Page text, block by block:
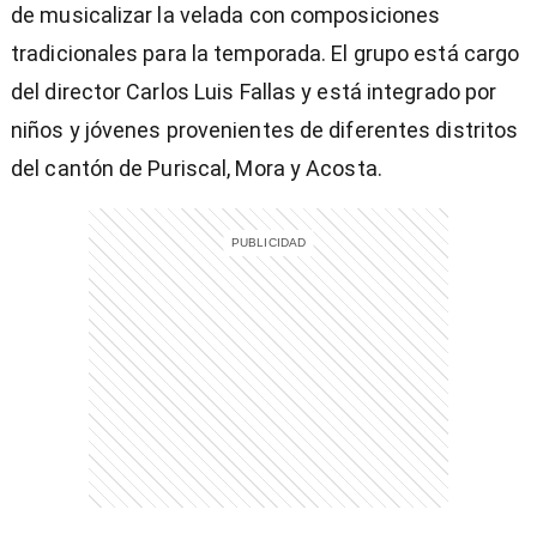
de musicalizar la velada con composiciones
tradicionales para la temporada. El grupo está cargo
del director Carlos Luis Fallas y está integrado por
niños y jóvenes provenientes de diferentes distritos
del cantón de Puriscal, Mora y Acosta.